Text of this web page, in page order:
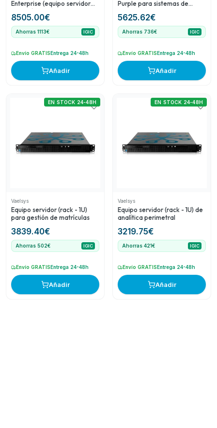
Enterprise (equipo servidor
rack 1U) para 20 dispositivos
de conteo (data feed)
ampliable a 200
8505.00€
Ahorras 1113€ IGIC
Envío GRATISEntrega 24-48h
Añadir
Purple para sistemas de
5625.62€
Ahorras 736€ IGIC
Envío GRATISEntrega 24-48h
Añadir
Vaelsys
Equipo servidor (rack - 1U)
para gestión de matrículas
3839.40€
EN STOCK 24-48H
Ahorras 502€ IGIC
Envío GRATIS Entrega 24-48h
Añadir
Vaelsys
Equipo servidor (rack - 1U) de
analítica perimetral
3219.75€
EN STOCK 24-48H
Ahorras 421€ IGIC
Envío GRATIS Entrega 24-48h
Añadir